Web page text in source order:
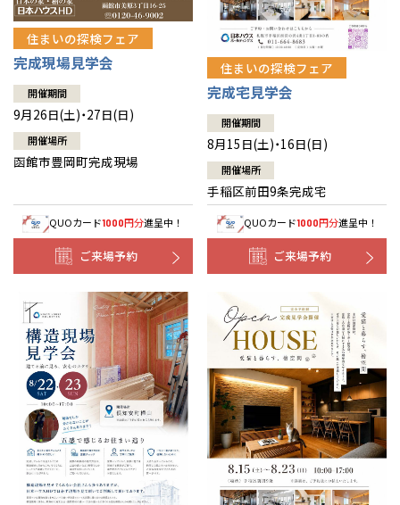
住まいの探検フェア
完成現場見学会
開催期間
9月26日(土)・27日(日)
開催場所
函館市豊岡町完成現場
QUOカード1000円分進呈中！
ご来場予約
住まいの探検フェア
完成宅見学会
開催期間
8月15日(土)・16日(日)
開催場所
手稲区前田9条完成宅
QUOカード1000円分進呈中！
ご来場予約
全国の展示場
北海道
札幌
東北
お近くのイベント
北海道
札幌
札幌
小樽
東北